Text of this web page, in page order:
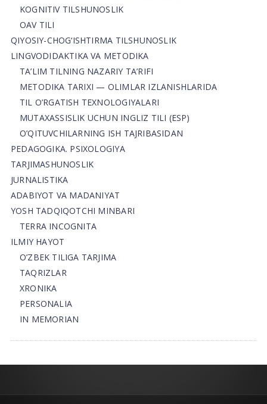
KOGNITIV TILSHUNOSLIK
OAV TILI
QIYOSIY-CHOG‘ISHTIRMA TILSHUNOSLIK
LINGVODIDAKTIKA VA METODIKA
TA’LIM TILNING NAZARIY TA’RIFI
METODIKA TARIXI — OLIMLAR IZLANISHLARIDA
TIL O’RGATISH TEXNOLOGIYALARI
MUTAXASSISLIK UCHUN INGLIZ TILI (ESP)
O’QITUVCHILARNING ISH TAJRIBASIDAN
PEDAGOGIKA. PSIXOLOGIYA
TARJIMASHUNOSLIK
JURNALISTIKA
ADABIYOT VA MADANIYAT
YOSH TADQIQOTCHI MINBARI
TERRA INCOGNITA
ILMIY HAYOT
O’ZBEK TILIGA TARJIMA
TAQRIZLAR
XRONIKA
PERSONALIA
IN MEMORIAN